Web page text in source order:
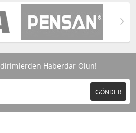
Haberdar Olun!
GÖNDER